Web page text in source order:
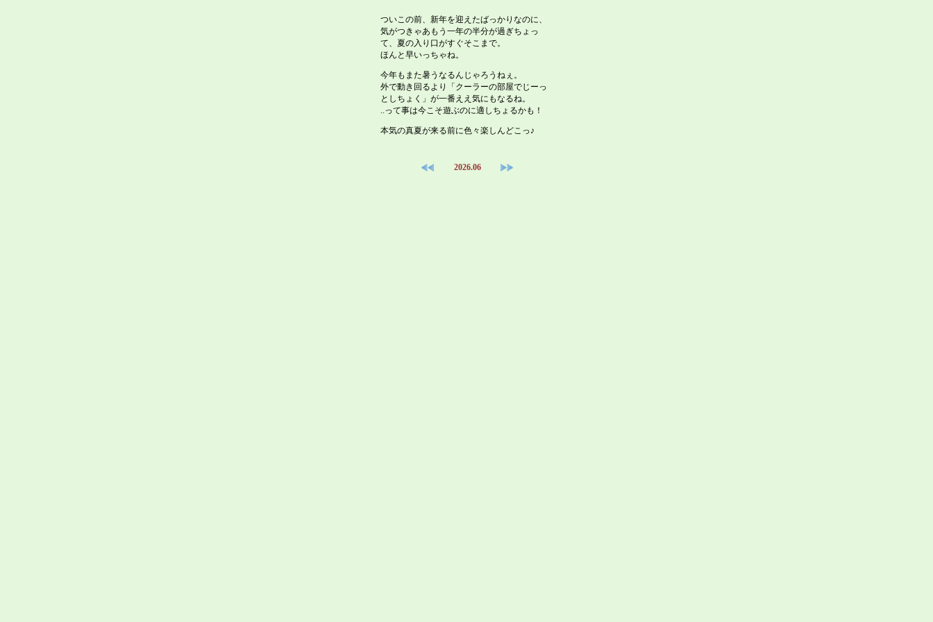
ついこの前、新年を迎えたばっかりなのに、
気がつきゃあもう一年の半分が過ぎちょっ
て、夏の入り口がすぐそこまで。
ほんと早いっちゃね。
今年もまた暑うなるんじゃろうねぇ。
外で動き回るより「クーラーの部屋でじーっ
としちょく」が一番ええ気にもなるね。
..って事は今こそ遊ぶのに適しちょるかも！
本気の真夏が来る前に色々楽しんどこっ♪
2026.06